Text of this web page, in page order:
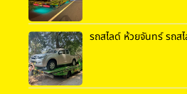
รถสไลด์ ห้วยจันทร์ รถส